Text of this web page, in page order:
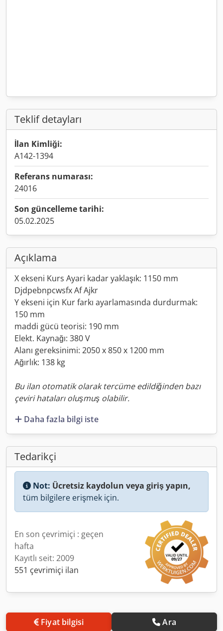
Teklif detayları
İlan Kimliği:
A142-1394
Referans numarası:
24016
Son güncelleme tarihi:
05.02.2025
Açıklama
X ekseni Kurs Ayari kadar yaklaşık: 1150 mm
Djdpebnpcwsfx Af Ajkr
Y ekseni için Kur farkı ayarlamasında durdurmak:
150 mm
maddi gücü teorisi: 190 mm
Elekt. Kaynağı: 380 V
Alanı gereksinimi: 2050 x 850 x 1200 mm
Ağırlık: 138 kg
Bu ilan otomatik olarak tercüme edildiğinden bazı
çeviri hataları oluşmuş olabilir.
Daha fazla bilgi iste
Tedarikçi
Not: Ücretsiz kaydolun veya giriş yapın,
tüm bilgilere erişmek için.
En son çevrimiçi : geçen
hafta
Kayıtlı seit: 2009
551 çevrimiçi ilan
Fiyat bilgisi Ara